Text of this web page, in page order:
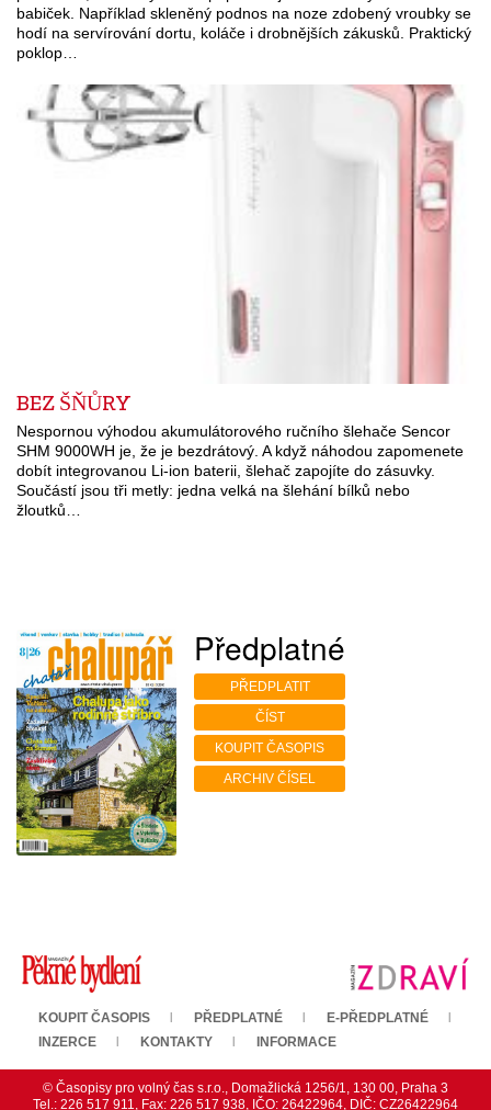
babiček. Například skleněný podnos na noze zdobený vroubky se
hodí na servírování dortu, koláče i drobnějších zákusků. Praktický
poklop…
BEZ ŠŇŮRY
Nespornou výhodou akumulátorového ručního šlehače Sencor
SHM 9000WH je, že je bezdrátový. A když náhodou zapomenete
dobít integrovanou Li-ion baterii, šlehač zapojíte do zásuvky.
Součástí jsou tři metly: jedna velká na šlehání bílků nebo
žloutků…
Předplatné
PŘEDPLATIT
ČÍST
KOUPIT ČASOPIS
ARCHIV ČÍSEL
KOUPIT ČASOPIS PŘEDPLATNÉ
E-PŘEDPLATNÉ
INZERCE
KONTAKTY INFORMACE
© Časopisy pro volný čas s.r.o., Domažlická 1256/1, 130 00, Praha 3
Tel.: 226 517 911, Fax: 226 517 938, IČO: 26422964, DIČ: CZ26422964